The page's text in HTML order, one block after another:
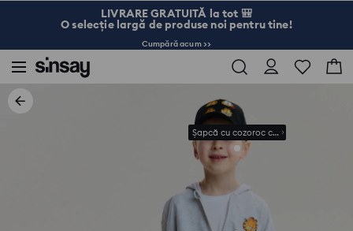
LIVRARE GRATUITĂ la tot 🎒
O selecție largă de produse noi pentru tine!
Cumpără acum >>
Șapcă cu cozoroc cu broderie Garfield